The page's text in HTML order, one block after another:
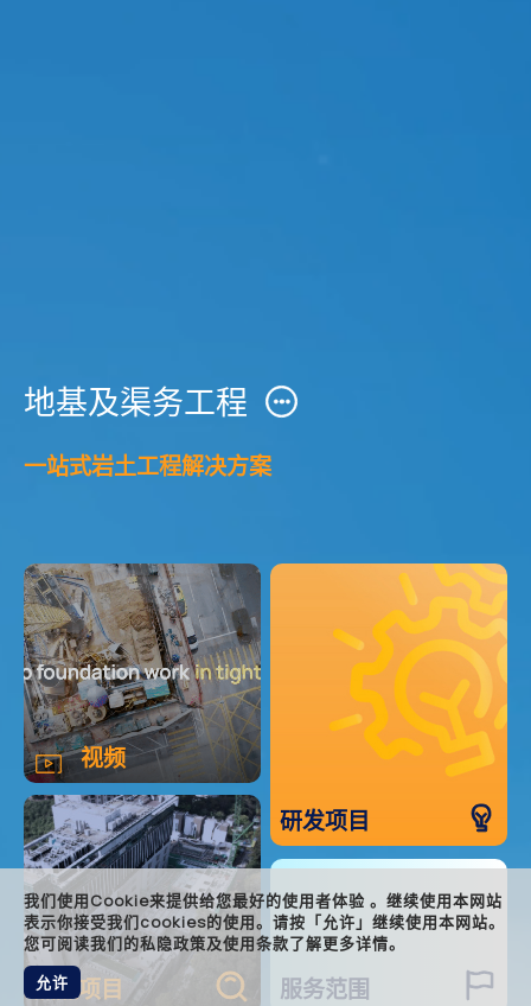
我们使用Cookie来提供给您最好的使用者体验 。继续使用本网站
表示你接受我们cookies的使用。请按「允许」继续使用本网站。
您可阅读我们的私隐政策及使用条款了解更多详情。
允许
地基及渠务工程
一站式岩土工程解决方案
视频
焦点项目
研发项目
服务范围
main
rnd